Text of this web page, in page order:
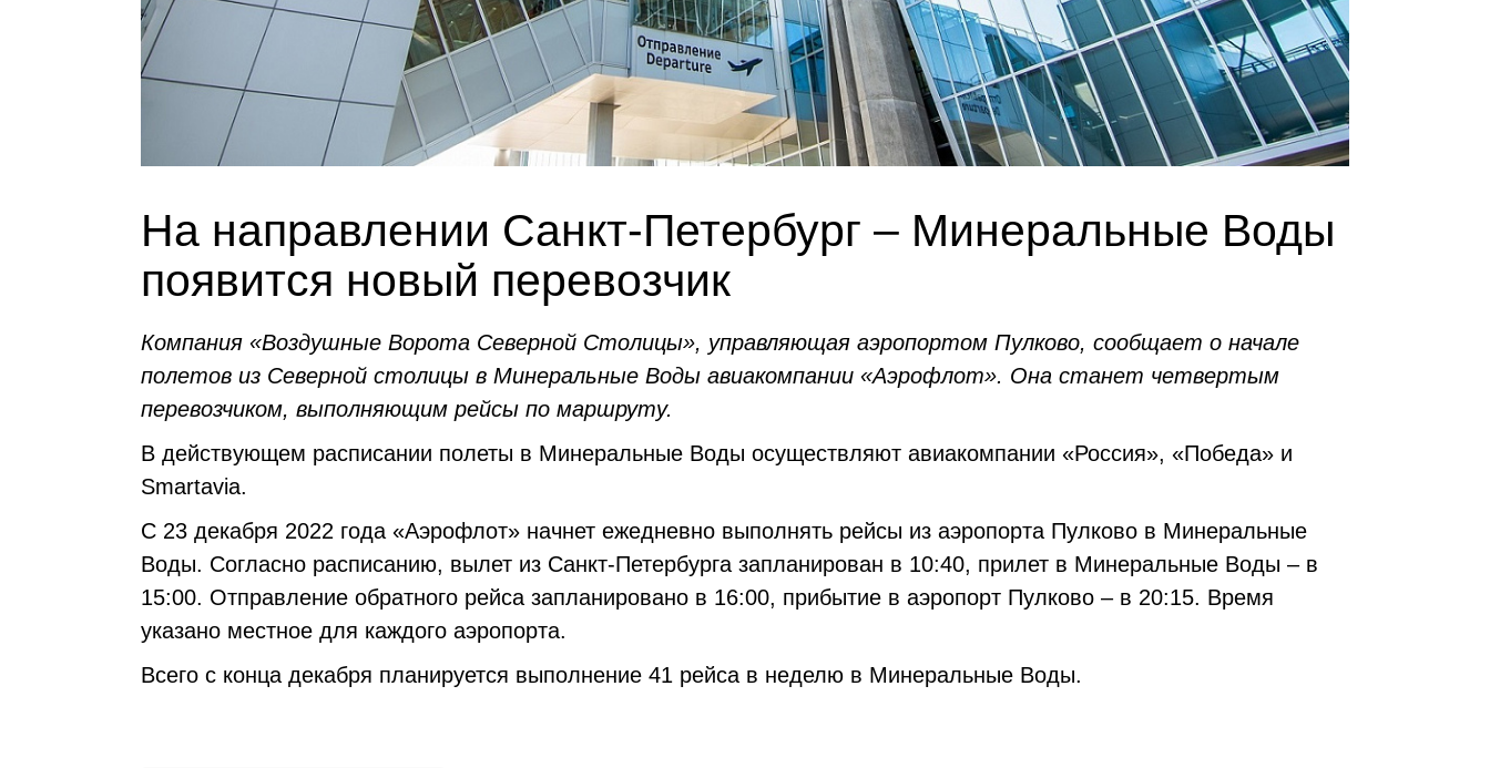
На направлении Санкт-Петербург – Минеральные Воды
появится новый перевозчик
Компания «Воздушные Ворота Северной Столицы», управляющая аэропортом Пулково, сообщает о начале
полетов из Северной столицы в Минеральные Воды авиакомпании «Аэрофлот». Она станет четвертым
перевозчиком, выполняющим рейсы по маршруту.
В действующем расписании полеты в Минеральные Воды осуществляют авиакомпании «Россия», «Победа» и
Smartavia.
С 23 декабря 2022 года «Аэрофлот» начнет ежедневно выполнять рейсы из аэропорта Пулково в Минеральные
Воды. Согласно расписанию, вылет из Санкт-Петербурга запланирован в 10:40, прилет в Минеральные Воды – в
15:00. Отправление обратного рейса запланировано в 16:00, прибытие в аэропорт Пулково – в 20:15. Время
указано местное для каждого аэропорта.
Всего с конца декабря планируется выполнение 41 рейса в неделю в Минеральные Воды.